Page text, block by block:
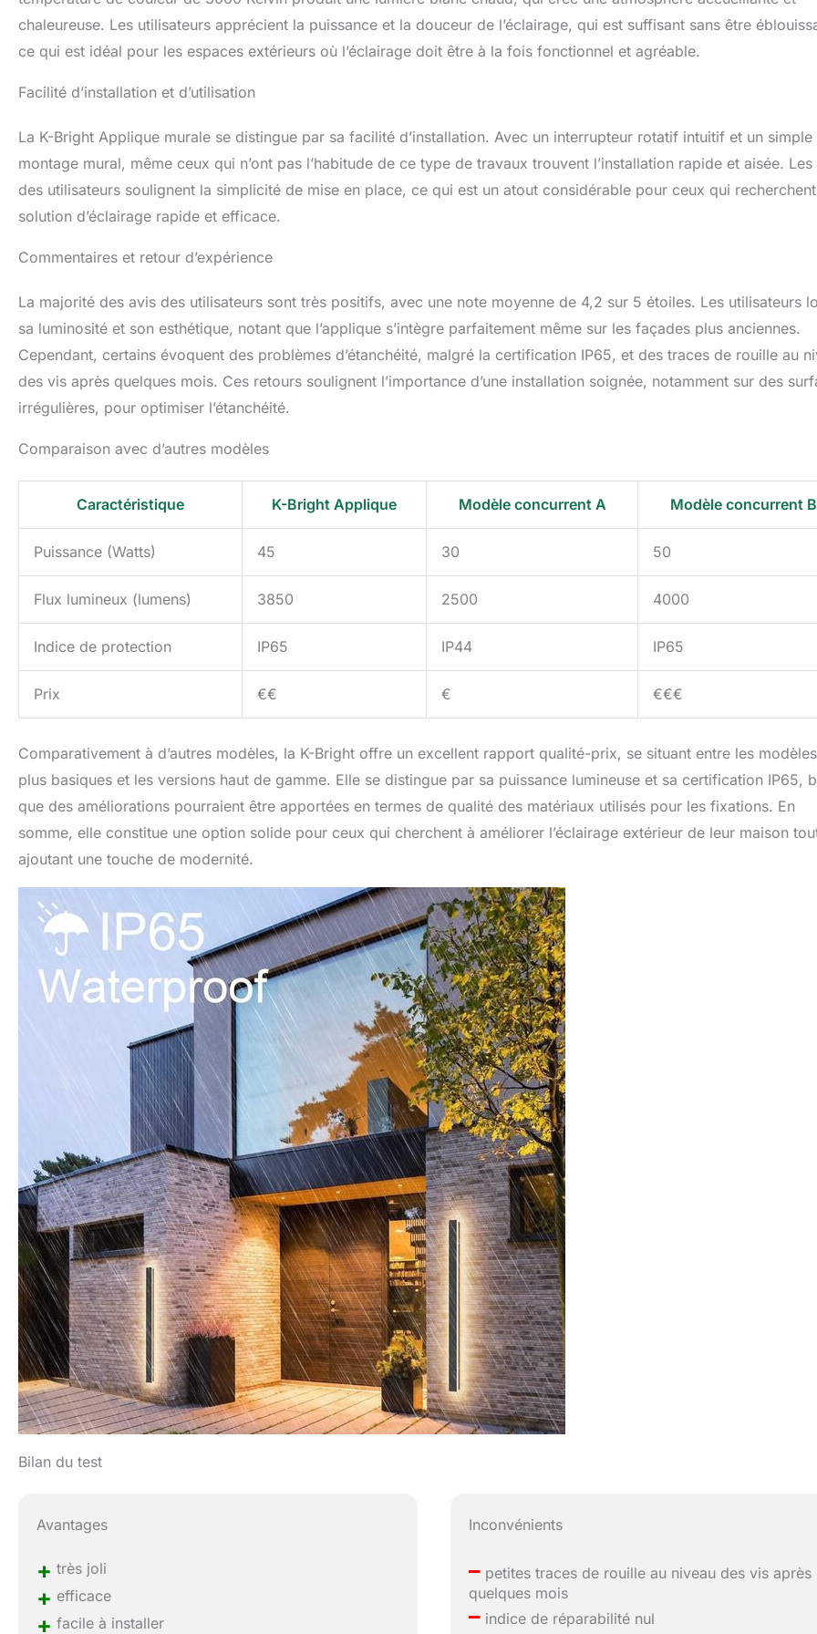
chaleureuse. Les utilisateurs apprécient la puissance et la douceur de l’éclairage, qui est suffisant sans être
ce qui est idéal pour les espaces extérieurs où l’éclairage doit être à la fois fonctionnel et agréable.
Facilité d’installation et d’utilisation
La K-Bright Applique murale se distingue par sa facilité d’installation. Avec un interrupteur rotatif intuitif et un simple
montage mural, même ceux qui n’ont pas l’habitude de ce type de travaux trouvent l’installation rapide et aisée. Les
des utilisateurs soulignent la simplicité de mise en place, ce qui est un atout considérable pour ceux qui
solution d’éclairage rapide et efficace.
Commentaires et retour d’expérience
La majorité des avis des utilisateurs sont très positifs, avec une note moyenne de 4,2 sur 5 étoiles. Les utilisateurs
sa luminosité et son esthétique, notant que l’applique s’intègre parfaitement même sur les façades plus anciennes.
Cependant, certains évoquent des problèmes d’étanchéité, malgré la certification IP65, et des traces de rouille au
des vis après quelques mois. Ces retours soulignent l’importance d’une installation soignée, notamment sur des
irrégulières, pour optimiser l’étanchéité.
Comparaison avec d’autres modèles
Caractéristique K-Bright Applique Modèle concurrent A Modèle concurrent B
Puissance (Watts) 45 30 50
Flux lumineux (lumens) 3850 2500 4000
Indice de protection IP65 IP44 IP65
Prix €€ € €€€
Comparativement à d’autres modèles, la K-Bright offre un excellent rapport qualité-prix, se situant entre les modèles
plus basiques et les versions haut de gamme. Elle se distingue par sa puissance lumineuse et sa certification IP65,
que des améliorations pourraient être apportées en termes de qualité des matériaux utilisés pour les fixations. En
somme, elle constitue une option solide pour ceux qui cherchent à améliorer l’éclairage extérieur de leur maison
ajoutant une touche de modernité.
Bilan du test
Avantages
+ très joli
+ efficace
+ facile à installer
Inconvénients
– petites traces de rouille au niveau des vis après
quelques mois
– indice de réparabilité nul